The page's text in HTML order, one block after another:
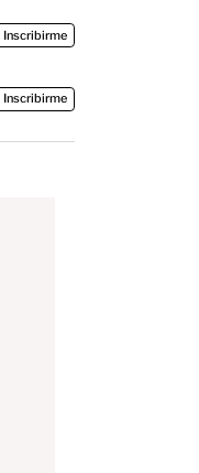
Inscribirme
Inscribirme